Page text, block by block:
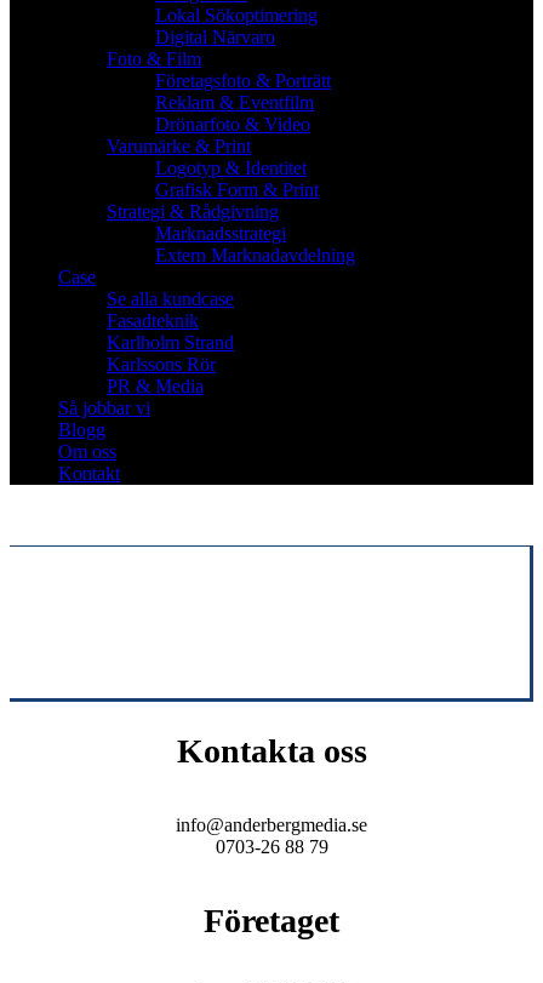
Lokal Sökoptimering
Digital Närvaro
Foto & Film
Företagsfoto & Porträtt
Reklam & Eventfilm
Drönarfoto & Video
Varumärke & Print
Logotyp & Identitet
Grafisk Form & Print
Strategi & Rådgivning
Marknadsstrategi
Extern Marknadavdelning
Case
Se alla kundcase
Fasadteknik
Karlholm Strand
Karlssons Rör
PR & Media
Så jobbar vi
Blogg
Om oss
Kontakt
Kontakta oss
info@anderbergmedia.se
0703-26 88 79
Företaget